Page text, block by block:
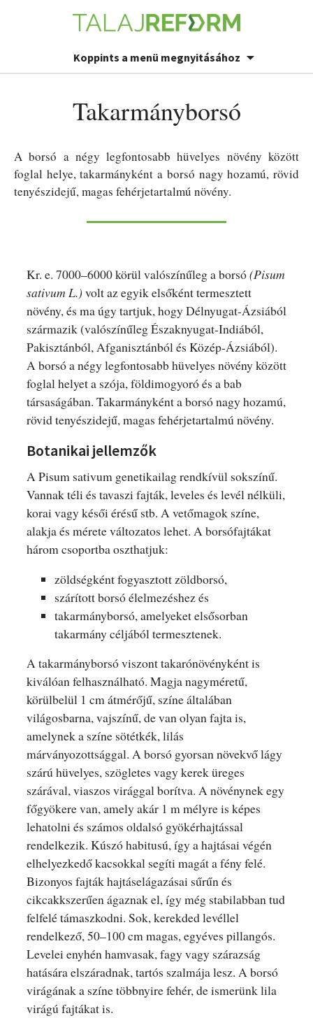
Koppints a menü megnyitásához
Takarmányborsó
A borsó a négy legfontosabb hüvelyes növény között
foglal helye, takarmányként a borsó nagy hozamú, rövid
tenyészidejű, magas fehérjetartalmú növény.
Kr. e. 7000–6000 körül valószínűleg a borsó(Pisum
sativum L.) volt az egyik elsőként termesztett
növény, és ma úgy tartjuk, hogy Délnyugat-Ázsiából
származik (valószínűleg Északnyugat-Indiából,
Pakisztánból, Afganisztánból és Közép-Ázsiából).
A borsó a négy legfontosabb hüvelyes növény között
foglal helyet a szója, földimogyoró és a bab
társaságában. Takarmányként a borsó nagy hozamú,
rövid tenyészidejű, magas fehérjetartalmú növény.
Botanikai jellemzők
A Pisum sativum genetikailag rendkívül sokszínű.
Vannak téli és tavaszi fajták, leveles és levél nélküli,
korai vagy késői érésű stb. A vetőmagok színe,
alakja és mérete változatos lehet. A borsófajtákat
három csoportba oszthatjuk:
zöldségként fogyasztott zöldborsó,
szárított borsó élelmezéshez és
takarmányborsó, amelyeket elsősorban
takarmány céljából termesztenek.
A takarmányborsó viszont takarónövényként is
kiválóan felhasználható. Magja nagyméretű,
körülbelül 1 cm átmérőjű, színe általában
világosbarna, vajszínű, de van olyan fajta is,
amelynek a színe sötétkék, lilás
márványozottsággal. A borsó gyorsan növekvő lágy
szárú hüvelyes, szögletes vagy kerek üreges
szárával, viaszos virággal borítva. A növénynek egy
főgyökere van, amely akár 1 m mélyre is képes
lehatolni és számos oldalsó gyökérhajtással
rendelkezik. Kúszó habitusú, így a hajtásai végén
elhelyezkedő kacsokkal segíti magát a fény felé.
Bizonyos fajták hajtáselágazásai sűrűn és
cikcakkszerűen ágaznak el, így még stabilabban tud
felfelé támaszkodni. Sok, kerekded levéllel
rendelkező, 50–100 cm magas, egyéves pillangós.
Levelei enyhén hamvasak, fagy vagy szárazság
hatására elszáradnak, tartós szalmája lesz. A borsó
virágának a színe többnyire fehér, de ismerünk lila
virágú fajtákat is.